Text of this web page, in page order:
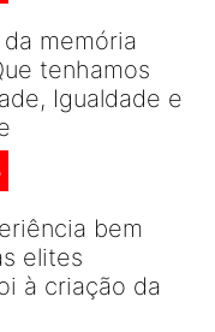
memória
tenhamos
Igualdade e
bem
elites
à criação da